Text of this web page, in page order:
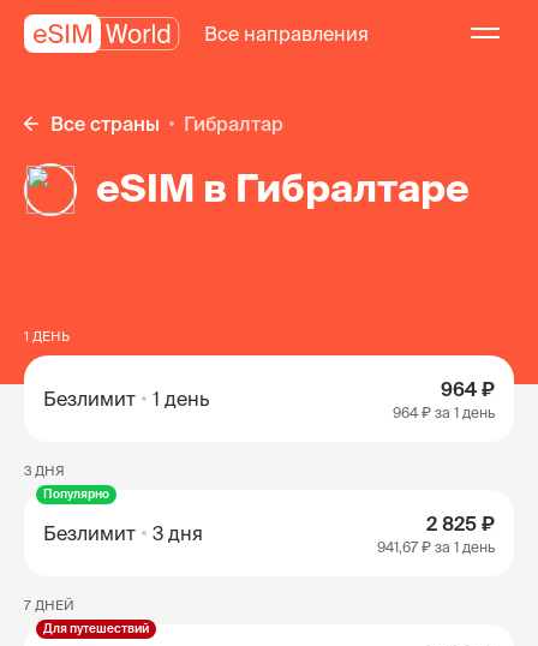
Все направления
Все страны Гибралтар
eSIM в Гибралтаре
1 ДЕНЬ
Безлимит 1 день 964 ₽
964 ₽ за 1 день
3 ДНЯ
Популярно
Безлимит 3 дня 2 825 ₽
941,67 ₽ за 1 день
7 ДНЕЙ
Для путешествий